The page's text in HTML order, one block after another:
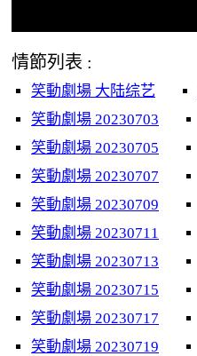
情節列表 :
笑動劇場 大陆综艺
笑動劇場 20230703
笑動劇場 20230705
笑動劇場 20230707
笑動劇場 20230709
笑動劇場 20230711
笑動劇場 20230713
笑動劇場 20230715
笑動劇場 20230717
笑動劇場 20230719